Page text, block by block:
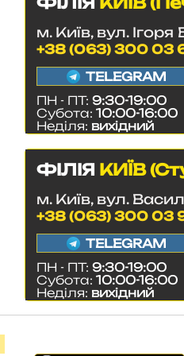
м. Київ, вул.
+38 (063) 300 03
TELEGRAM
ПН - ПТ: 9:30-19:00
Субота: 10:00-16:00
Неділя: вихідний
ФІЛІЯ КИЇВ
м. Київ, вул.
+38 (063) 300 03
TELEGRAM
ПН - ПТ: 9:30-19:00
Субота: 10:00-16:00
Неділя: вихідний